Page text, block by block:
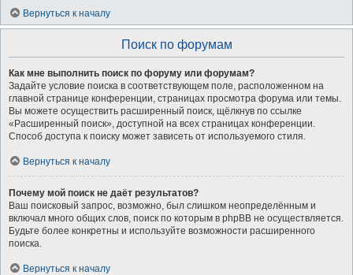
Вернуться к началу
Поиск по форумам
Как мне выполнить поиск по форуму или форумам?
Задайте условие поиска в соответствующем поле, расположенном на
главной странице конференции, страницах просмотра форума или темы.
Вы можете осуществить расширенный поиск, щёлкнув по ссылке
«Расширенный поиск», доступной на всех страницах конференции.
Способ доступа к поиску может зависеть от используемого стиля.
Вернуться к началу
Почему мой поиск не даёт результатов?
Ваш поисковый запрос, возможно, был слишком неопределённым и
включал много общих слов, поиск по которым в phpBB не осуществляется.
Будьте более конкретны и используйте возможности расширенного
поиска.
Вернуться к началу